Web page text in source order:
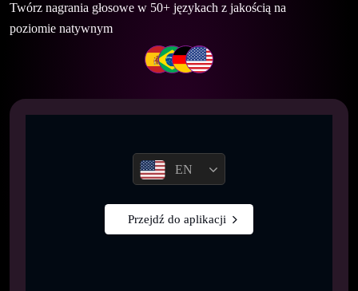
Twórz nagrania głosowe w 50+ językach z jakością na
poziomie natywnym
EN
Przejdź do aplikacji